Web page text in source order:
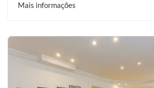
Mais informações